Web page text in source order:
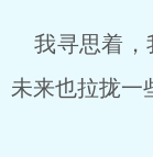
我寻思着，
未来也拉拢一